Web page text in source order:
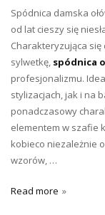
Spódnica damska
od lat cieszy się
Charakteryzująca
sylwetkę, spódnica
profesjonalizmu.
stylizacjach, jak i na
ponadczasowy
elementem w szafie
kobieco niezależnie
wzorów, …
Read more